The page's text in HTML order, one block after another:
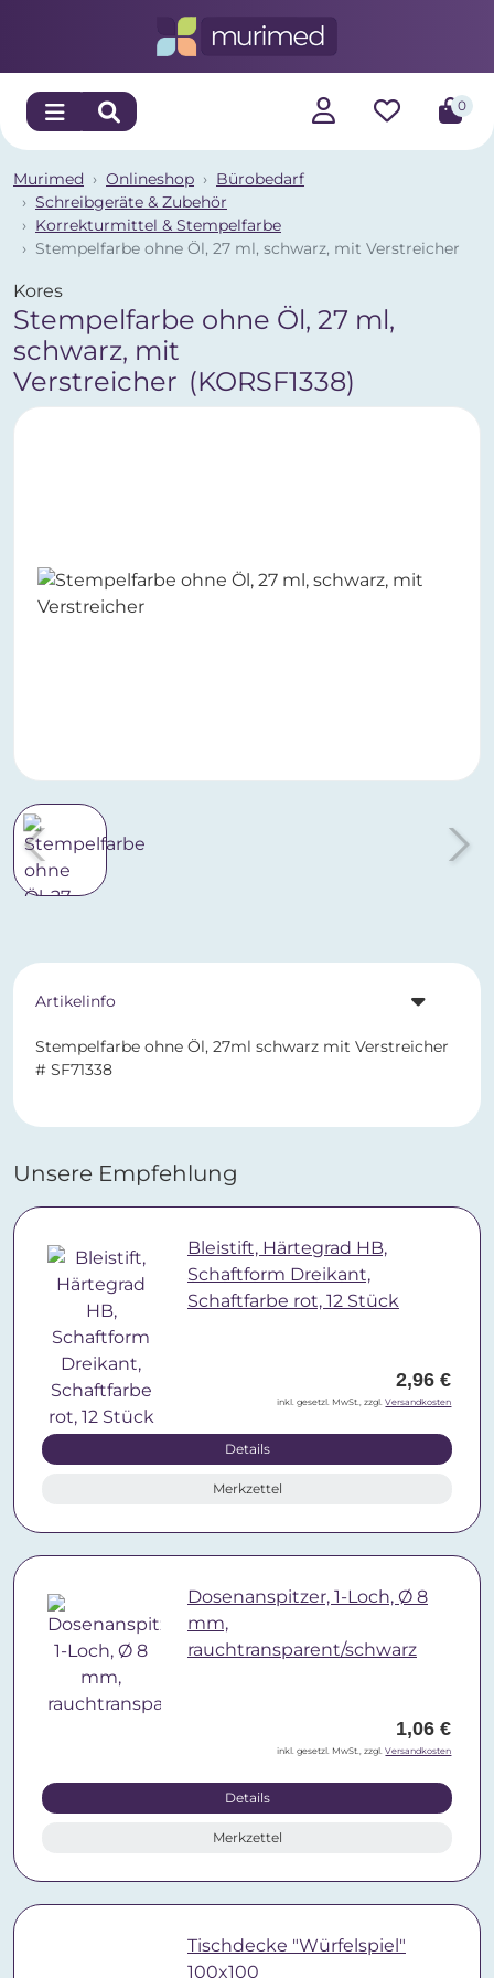
0
Murimed Onlineshop
Bürobedarf
Schreibgeräte & Zubehör
Korrekturmittel & Stempelfarbe
Stempelfarbe ohne Öl, 27 ml, schwarz, mit Verstreicher
Kores
Stempelfarbe ohne Öl, 27 ml,
schwarz, mit
Verstreicher (KORSF1338)
Artikelinfo
Stempelfarbe ohne Öl, 27ml schwarz mit Verstreicher
# SF71338
Unsere Empfehlung
Bleistift, Härtegrad HB,
Schaftform Dreikant,
Schaftfarbe rot, 12 Stück
2,96 €
inkl. gesetzl. MwSt., zzgl.Versandkosten
Details
Merkzettel
Dosenanspitzer, 1-Loch, Ø 8
mm,
rauchtransparent/schwarz
1,06 €
inkl. gesetzl. MwSt., zzgl.Versandkosten
Details
Merkzettel
Tischdecke "Würfelspiel"
100x100